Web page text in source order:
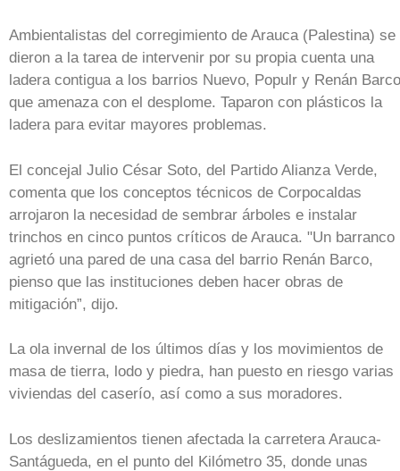
Ambientalistas del corregimiento de Arauca (Palestina) se
dieron a la tarea de intervenir por su propia cuenta una
ladera contigua a los barrios Nuevo, Populr y Renán
que amenaza con el desplome. Taparon con plásticos la
ladera para evitar mayores problemas.
El concejal Julio César Soto, del Partido Alianza Verde,
comenta que los conceptos técnicos de Corpocaldas
arrojaron la necesidad de sembrar árboles e instalar
trinchos en cinco puntos críticos de Arauca. "Un barranco
agrietó una pared de una casa del barrio Renán Barco,
pienso que las instituciones deben hacer obras de
mitigación”, dijo.
La ola invernal de los últimos días y los movimientos de
masa de tierra, lodo y piedra, han puesto en riesgo varias
viviendas del caserío, así como a sus moradores.
Los deslizamientos tienen afectada la carretera Arauca-
Santágueda, en el punto del Kilómetro 35, donde unas